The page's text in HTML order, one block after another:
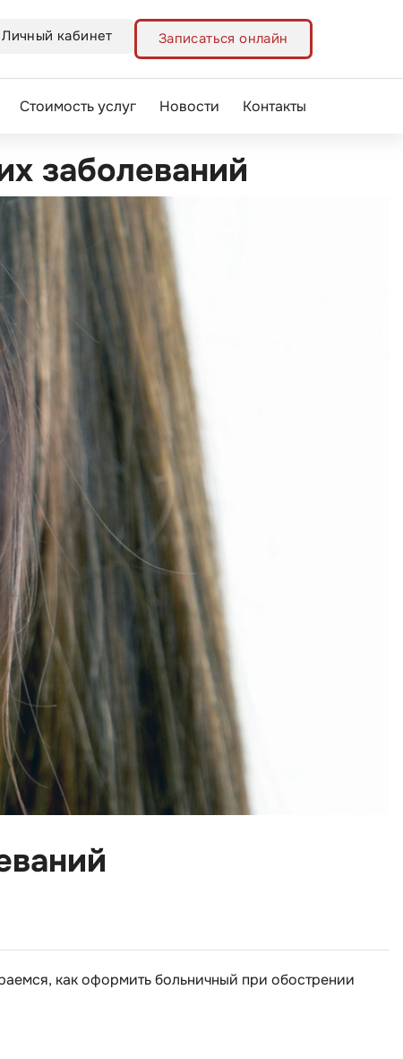
Личный кабинет Записаться онлайн
Стоимость услуг Новости Контакты
заболеваний
как оформить больничный при обострении